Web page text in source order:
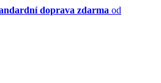
doprava zdarma od